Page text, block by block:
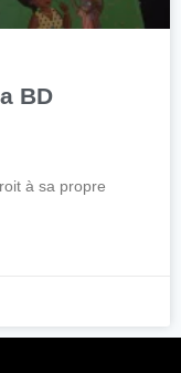
BD
à sa propre